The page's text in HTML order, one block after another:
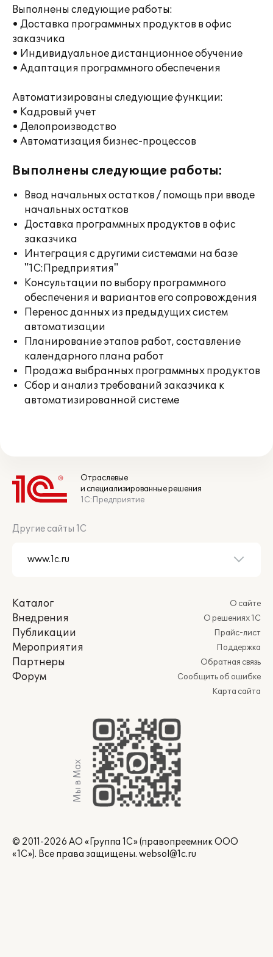
Выполнены следующие работы:
• Доставка программных продуктов в офис
заказчика
• Индивидуальное дистанционное обучение
• Адаптация программного обеспечения
Автоматизированы следующие функции:
• Кадровый учет
• Делопроизводство
• Автоматизация бизнес-процессов
Выполнены следующие работы:
Ввод начальных остатков / помощь при вводе
начальных остатков
Доставка программных продуктов в офис
заказчика
Интеграция с другими системами на базе
"1С:Предприятия"
Консультации по выбору программного
обеспечения и вариантов его сопровождения
Перенос данных из предыдущих систем
автоматизации
Планирование этапов работ, составление
календарного плана работ
Продажа выбранных программных продуктов
Сбор и анализ требований заказчика к
автоматизированной системе
Отраслевые
и специализированные решения
1С:Предприятие
Другие сайты 1С
Каталог
Внедрения
Публикации
Мероприятия
Партнеры
Форум
О сайте
О решениях 1С
Прайс-лист
Поддержка
Обратная связь
Сообщить об ошибке
Карта сайта
Мы в Max
© 2011-2026 АО «Группа 1С» (правопреемник ООО
«1С»). Все права защищены. websol@1c.ru